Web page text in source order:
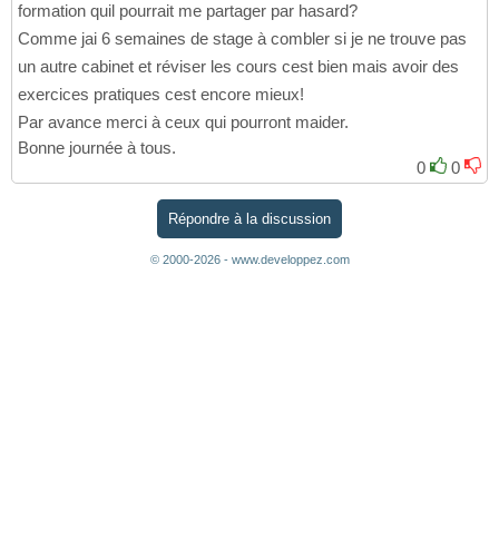
formation quil pourrait me partager par hasard?
Comme jai 6 semaines de stage à combler si je ne trouve pas
un autre cabinet et réviser les cours cest bien mais avoir des
exercices pratiques cest encore mieux!
Par avance merci à ceux qui pourront maider.
Bonne journée à tous.
0
0
Répondre à la discussion
© 2000-2026 - www.developpez.com